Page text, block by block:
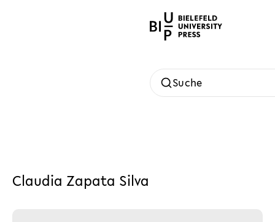
Suche
Claudia Zapata Silva